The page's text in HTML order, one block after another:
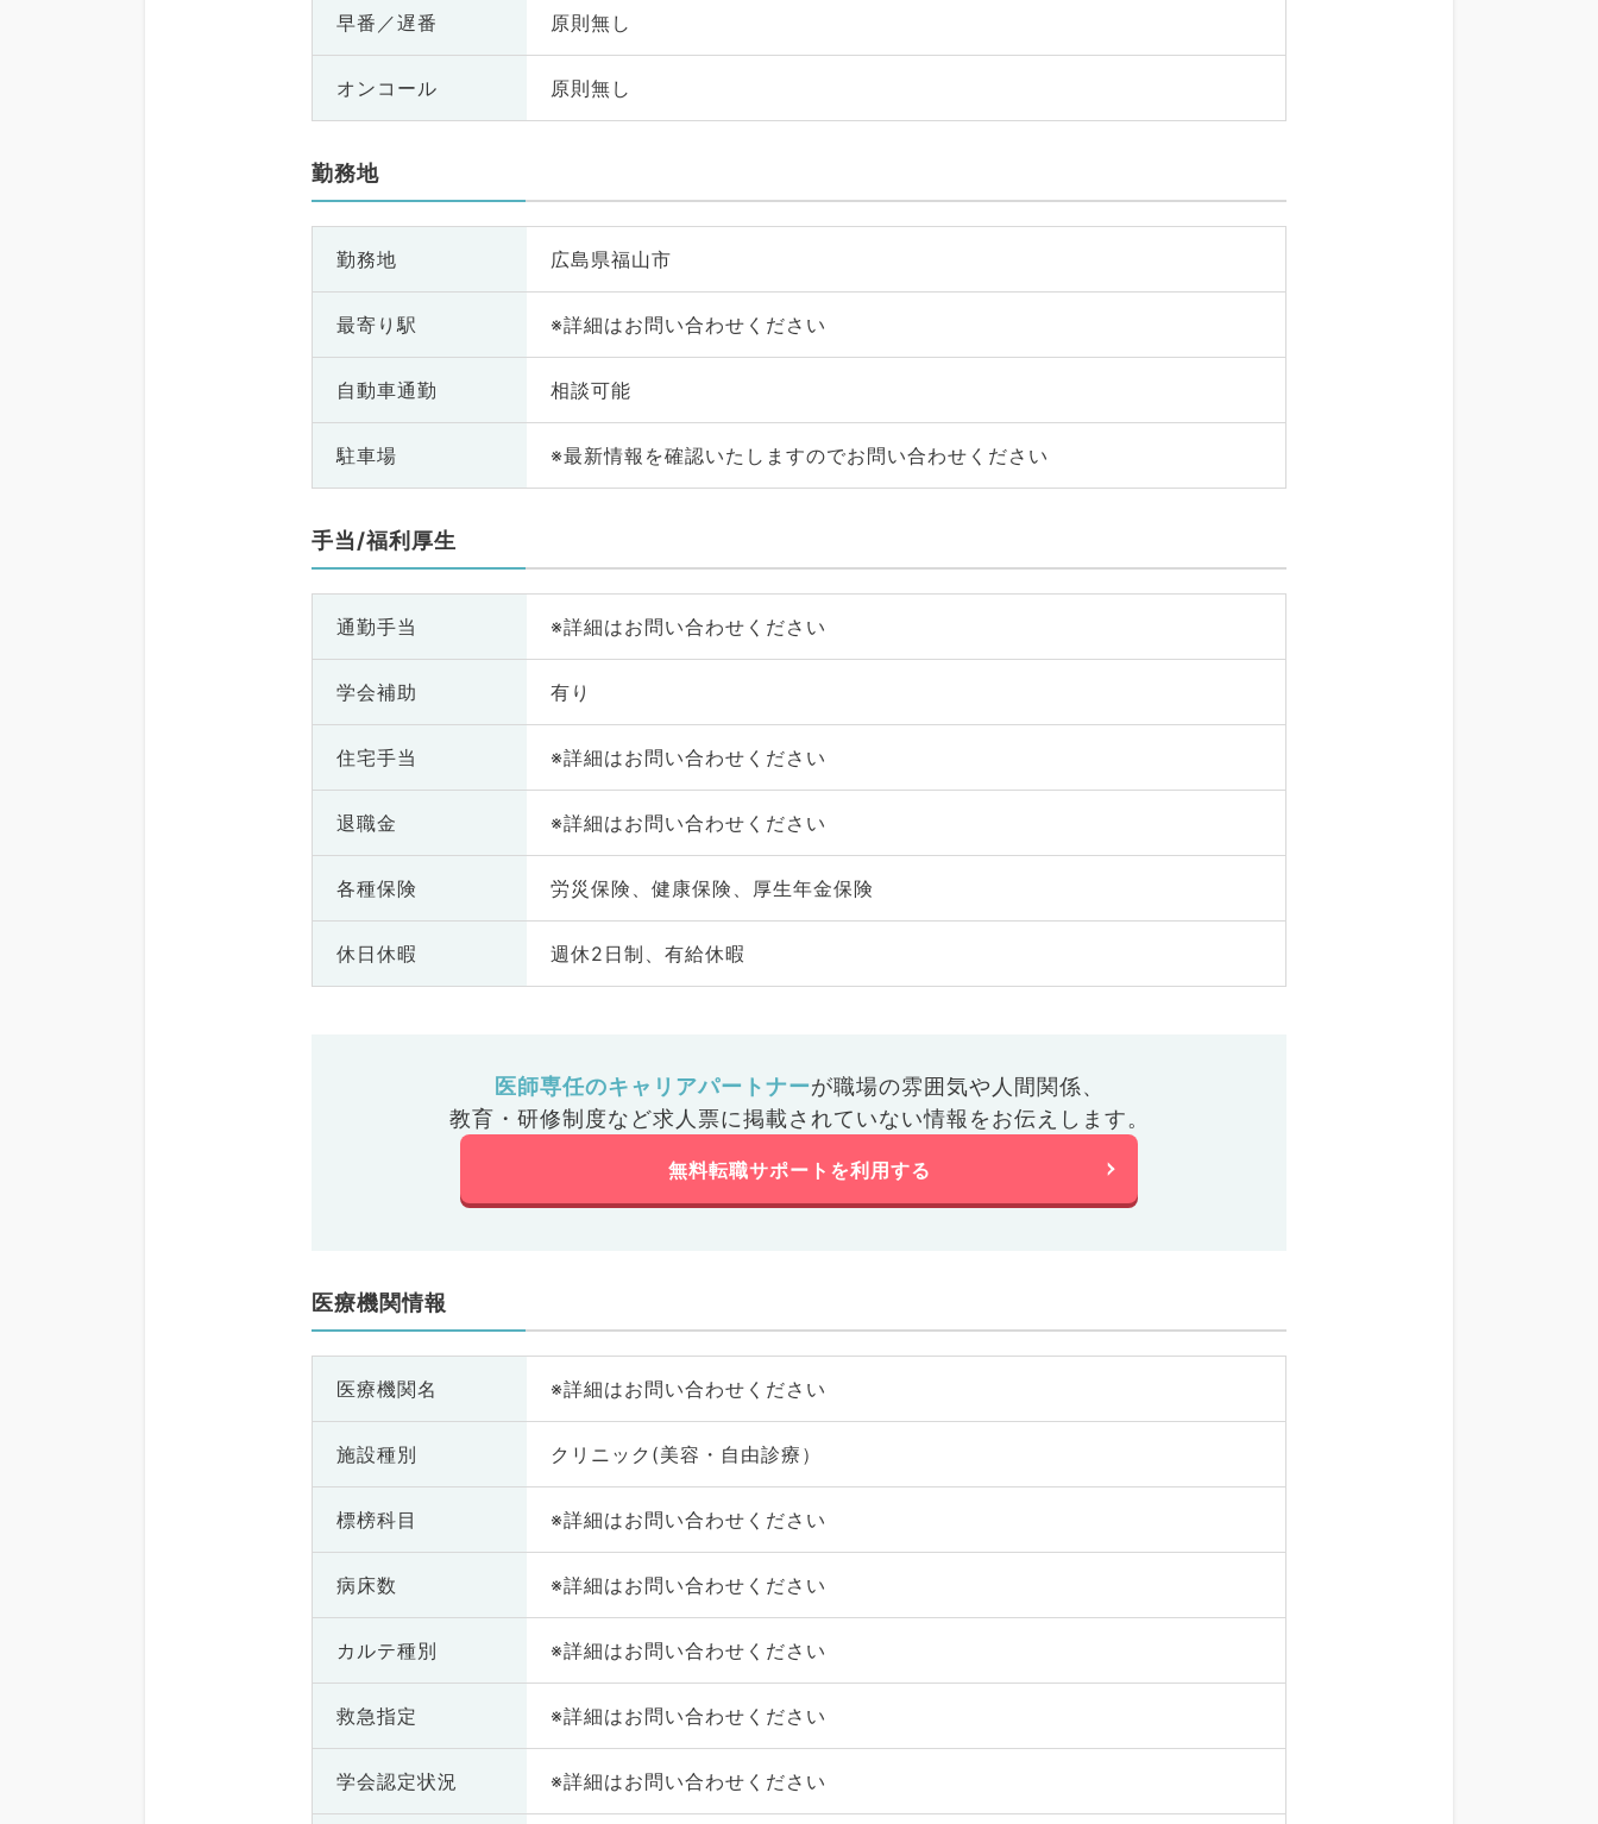
早番／遅番 原則無し
オンコール 原則無し
勤務地
勤務地 広島県福山市
最寄り駅 ※詳細はお問い合わせください
自動車通勤 相談可能
駐車場 ※最新情報を確認いたしますのでお問い合わせください
手当/福利厚生
通勤手当 ※詳細はお問い合わせください
学会補助 有り
住宅手当 ※詳細はお問い合わせください
退職金 ※詳細はお問い合わせください
各種保険 労災保険、健康保険、厚生年金保険
休日休暇 週休2日制、有給休暇
医師専任のキャリアパートナーが職場の雰囲気や人間関係、
教育・研修制度など求人票に掲載されていない情報をお伝えします。
無料転職サポートを利用する
医療機関情報
医療機関名 ※詳細はお問い合わせください
施設種別 クリニック(美容・自由診療）
標榜科目 ※詳細はお問い合わせください
病床数 ※詳細はお問い合わせください
カルテ種別 ※詳細はお問い合わせください
救急指定 ※詳細はお問い合わせください
学会認定状況 ※詳細はお問い合わせください